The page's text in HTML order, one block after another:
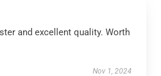
and excellent quality. Worth
Nov 1, 2024